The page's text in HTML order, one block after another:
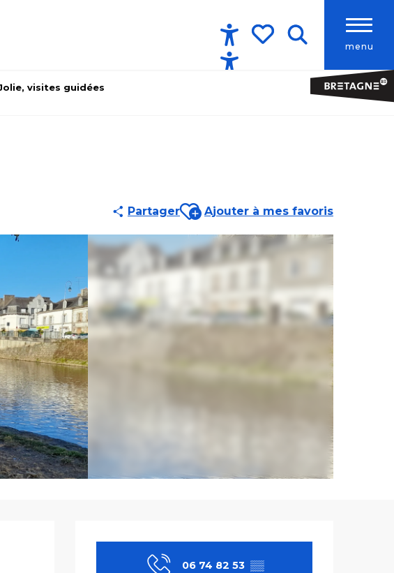
menu
Accessibilité
visites guidées
PartagerAjouter aux favoris
Ajouter à mes favoris
Ouverture et
06 74 82 53 ▒▒